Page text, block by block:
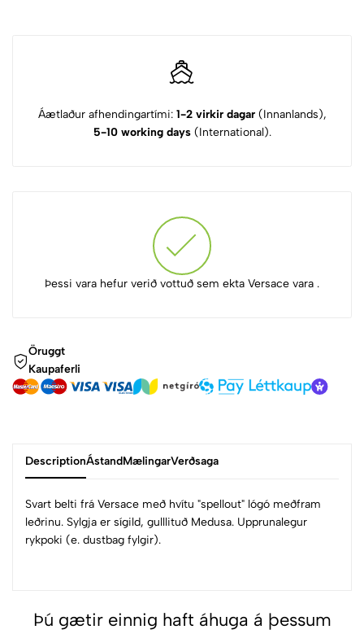
Áætlaður afhendingartími: 1-2 virkir dagar (Innanlands),
5-10 working days(International).
Þessi vara hefur verið vottuð sem ekta Versace vara .
Öruggt
Kaupaferli
DescriptionÁstandMælingarVerðsaga
Svart belti frá Versace með hvítu "spellout" lógó meðfram
leðrinu. Sylgja er sígild, gulllituð Medusa. Upprunalegur
rykpoki (e. dustbag fylgir).
Þú gætir einnig haft áhuga á þessum